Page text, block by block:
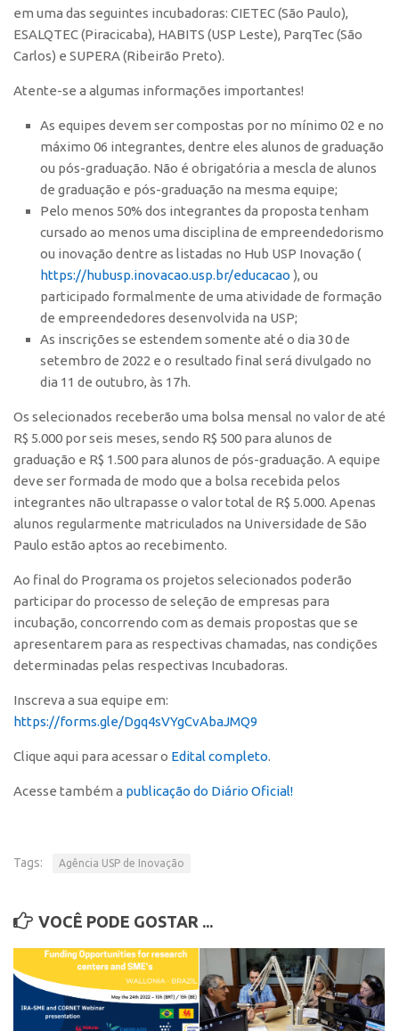
PGI-USP
Conexão USP
Leis e Normas
Portal do Inventor
Inteligência Competitiva
Editais
Pesquisa na USP
EMBRAPIIs
CEPIDs
CEPIX
CPEs
INCTs
InovaUSP
Comunicação
Eventos
Agenda AUSPIN
Fala Inovação
Premiações
Edição 2025
Edição 2021
Edição 2019
Inovação em Números
Propriedade Intelectual
Softwares
Desenho Industrial
Buscar Anterioridade
Como solicitar
Portal do Inventor
em uma das seguintes incubadoras: CIETEC (São Paulo),
ESALQTEC (Piracicaba), HABITS (USP Leste), ParqTec (São
Carlos) e SUPERA (Ribeirão Preto).
Atente-se a algumas informações importantes!
As equipes devem ser compostas por no mínimo 02 e no
máximo 06 integrantes, dentre eles alunos de graduação
ou pós-graduação. Não é obrigatória a mescla de alunos
de graduação e pós-graduação na mesma equipe;
Pelo menos 50% dos integrantes da proposta tenham
cursado ao menos uma disciplina de empreendedorismo
ou inovação dentre as listadas no Hub USP Inovação (
https://hubusp.inovacao.usp.br/educacao ), ou
participado formalmente de uma atividade de formação
de empreendedores desenvolvida na USP;
As inscrições se estendem somente até o dia 30 de
setembro de 2022 e o resultado final será divulgado no
dia 11 de outubro, às 17h.
Os selecionados receberão uma bolsa mensal no valor de até
R$ 5.000 por seis meses, sendo R$ 500 para alunos de
graduação e R$ 1.500 para alunos de pós-graduação. A equipe
deve ser formada de modo que a bolsa recebida pelos
integrantes não ultrapasse o valor total de R$ 5.000. Apenas
alunos regularmente matriculados na Universidade de São
Paulo estão aptos ao recebimento.
Ao final do Programa os projetos selecionados poderão
participar do processo de seleção de empresas para
incubação, concorrendo com as demais propostas que se
apresentarem para as respectivas chamadas, nas condições
determinadas pelas respectivas Incubadoras.
Inscreva a sua equipe em:
https://forms.gle/Dgq4sVYgCvAbaJMQ9
Clique aqui para acessar o Edital completo.
Acesse também a publicação do Diário Oficial!
Tags: Agência USP de Inovação
VOCÊ PODE GOSTAR ...